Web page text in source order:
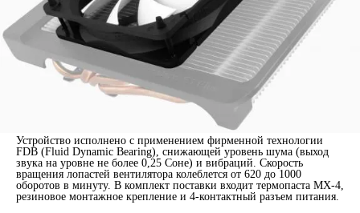
Устройство исполнено с применением фирменной технологии
FDB (Fluid Dynamic Bearing), снижающей уровень шума (выход
звука на уровне не более 0,25 Соне) и вибраций. Скорость
вращения лопастей вентилятора колеблется от 620 до 1000
оборотов в минуту. В комплект поставки входит термопаста MX-4,
резиновое монтажное крепление и 4-контактный разъем питания.